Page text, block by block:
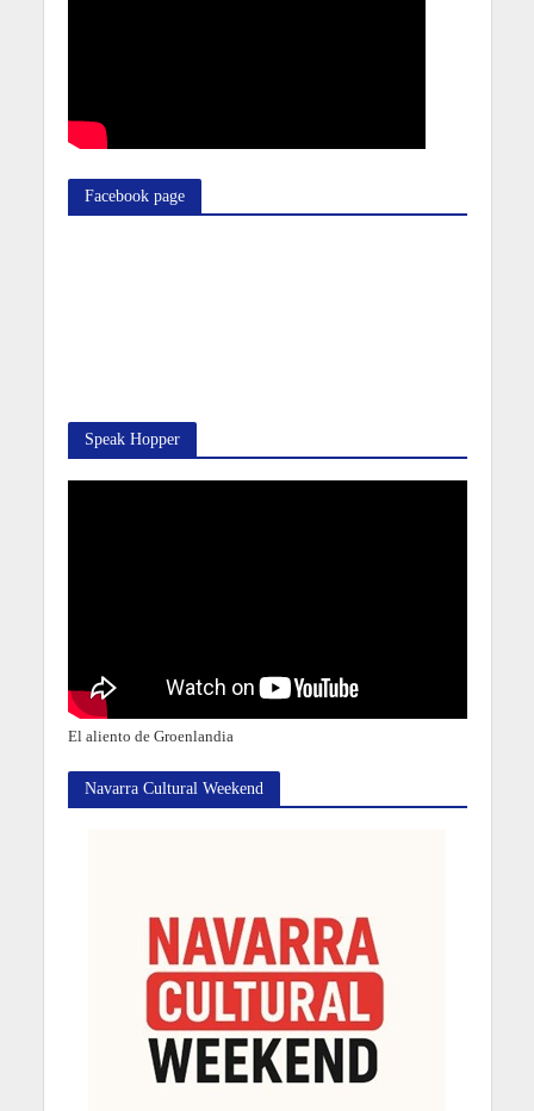
Facebook page
Speak Hopper
El aliento de Groenlandia
Navarra Cultural Weekend